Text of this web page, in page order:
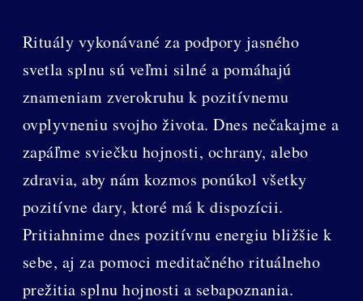
Rituály vykonávané za podpory jasného
svetla splnu sú veľmi silné a pomáhajú
znameniam zverokruhu k pozitívnemu
ovplyvneniu svojho života. Dnes nečakajme a
zapáľme sviečku hojnosti, ochrany, alebo
zdravia, aby nám kozmos ponúkol všetky
pozitívne dary, ktoré má k dispozícii.
Pritiahnime dnes pozitívnu energiu bližšie k
sebe, aj za pomoci meditačného rituálneho
prežitia splnu hojnosti a sebapoznania.